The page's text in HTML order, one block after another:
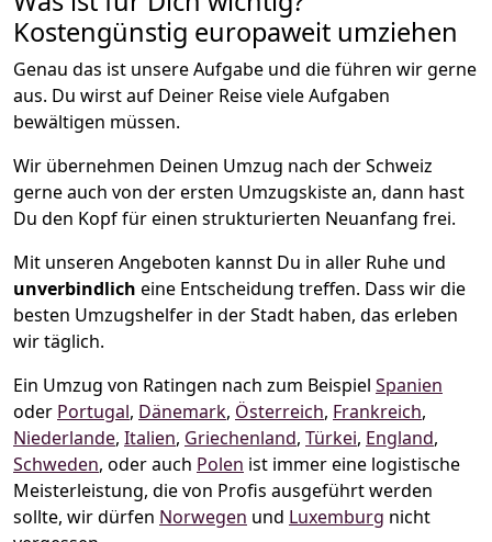
Kostengünstig europaweit umziehen
Genau das ist unsere Aufgabe und die führen wir gerne
aus. Du wirst auf Deiner Reise viele Aufgaben
bewältigen müssen.
Wir übernehmen Deinen Umzug nach der Schweiz
gerne auch von der ersten Umzugskiste an, dann hast
Du den Kopf für einen strukturierten Neuanfang frei.
Mit unseren Angeboten kannst Du in aller Ruhe und
unverbindlich eine Entscheidung treffen. Dass wir die
besten Umzugshelfer in der Stadt haben, das erleben
wir täglich.
Ein Umzug von Ratingen nach zum Beispiel Spanien
oder Portugal, Dänemark, Österreich, Frankreich,
Niederlande, Italien, Griechenland, Türkei, England,
Schweden, oder auch Polen ist immer eine logistische
Meisterleistung, die von Profis ausgeführt werden
sollte, wir dürfen Norwegen und Luxemburg nicht